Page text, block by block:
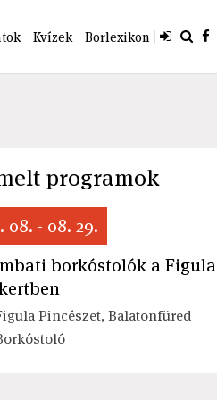
Kvízek Borlexikon
programok
08. - 08. 29.
borkóstolók a Figula
Pincészet, Balatonfüred